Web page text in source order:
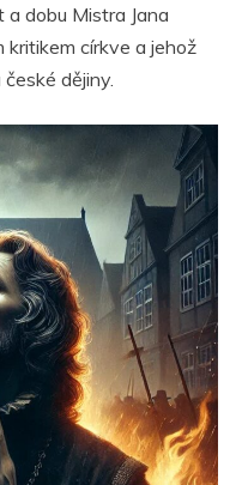
dobu Mistra Jana
kritikem církve a jehož
dějiny.